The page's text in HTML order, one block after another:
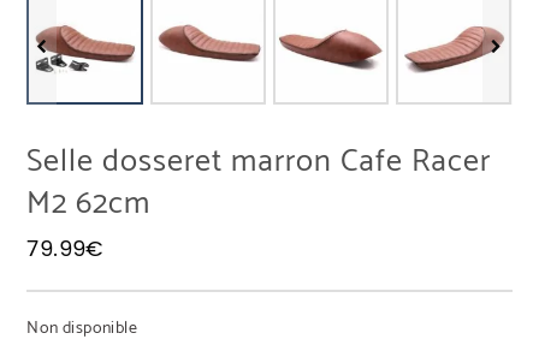
Selle dosseret marron Cafe Racer
M2 62cm
79.99€
Non disponible